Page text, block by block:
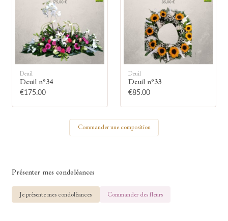
Montrez votre soutien à la famille en
allumant symboliquement une bougie.
Votre nom
Deuil
Deuil n°34
€175.00
Deuil
Deuil n°33
€85.00
Commander une composition
Présenter mes condoléances
Je présente mes condoléances Commander des fleurs